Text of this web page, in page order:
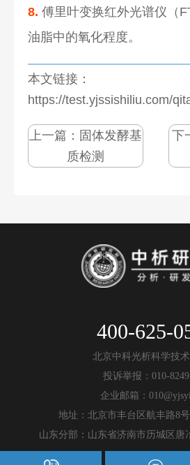
8. 傅里叶变换红外光谱仪（
油脂中的氧化程度。
本文链接：
https://test.yjssishiliu.com/
上一篇： 固体发酵基
质检测
下
400-625-
北京中科光析科学技
投诉举报：010-
企业邮箱：
地址：北京市丰台区航丰路8
山东分部：山东省济南市历城区唐